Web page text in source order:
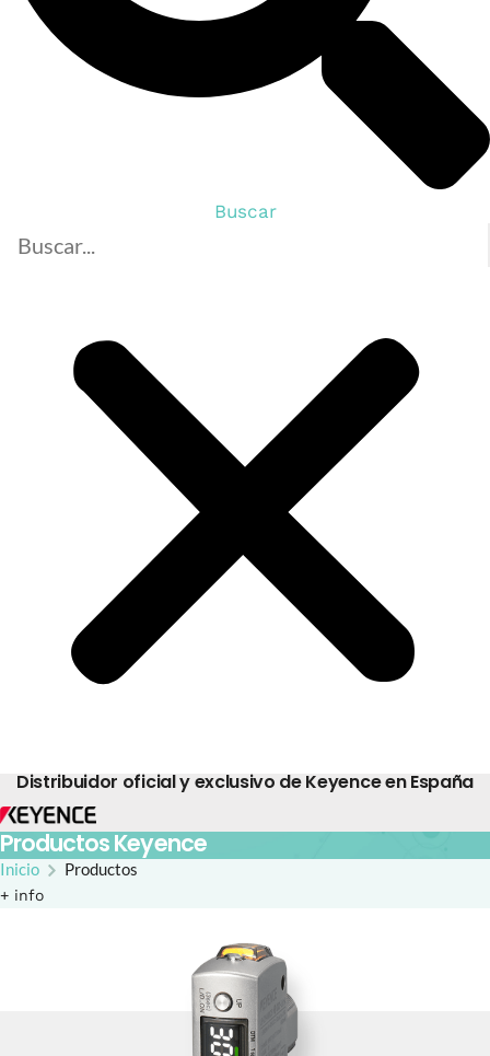
Buscar
Distribuidor oficial y exclusivo de Keyence en España
Productos Keyence
Inicio Productos
+ info